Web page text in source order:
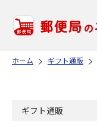
ホーム ギフト通販
ギフト通販